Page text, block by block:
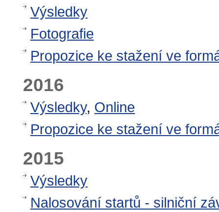
Výsledky
Fotografie
Propozice ke stažení ve
2016
Výsledky, Online
Propozice ke stažení ve
2015
Výsledky
Nalosování startů - silniční